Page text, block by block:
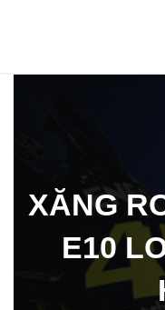
XĂNG
E10